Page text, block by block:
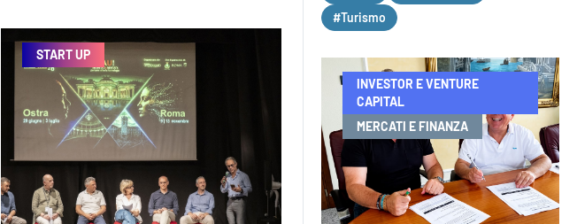
START UP
#Turismo
INVESTOR E VENTURE
CAPITAL
MERCATI E FINANZA